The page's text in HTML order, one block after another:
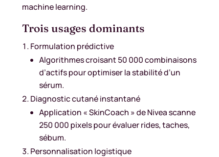
machine learning.
Trois usages dominants
Formulation prédictive
Algorithmes croisant 50 000 combinaisons
d’actifs pour optimiser la stabilité d’un
sérum.
Diagnostic cutané instantané
Application « SkinCoach » de Nivea scanne
250 000 pixels pour évaluer rides, taches,
sébum.
Personnalisation logistique